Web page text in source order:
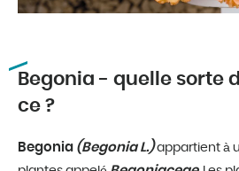
Begonia - quelle sorte
ce ?
Begonia (Begonia L.)appartient à